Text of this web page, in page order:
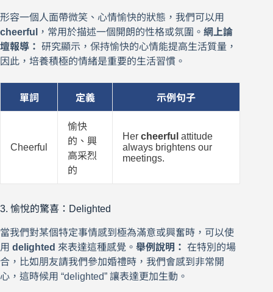
形容一個人面帶微笑、心情愉快的狀態，我們可以用
cheerful
，常用於描述一個開朗的性格或氛圍。 網上論
壇報導： 研究顯示，保持愉快的心情能提高生活質量，
因此，培養積極的情緒是重要的生活習慣。
單詞 定義 示例句子
Cheerful
愉快
的、興
高采烈
的
Hercheerful attitude
always brightens our
meetings.
3. 愉悅的驚喜：Delighted
當我們對某個特定事情感到極為滿意或興奮時，可以使
用 delighted 來表達這種感覺。 舉例說明： 在特別的場
合，比如朋友請我們參加婚禮時，我們會感到非常開
心，這時候用 “delighted” 讓表達更加生動。